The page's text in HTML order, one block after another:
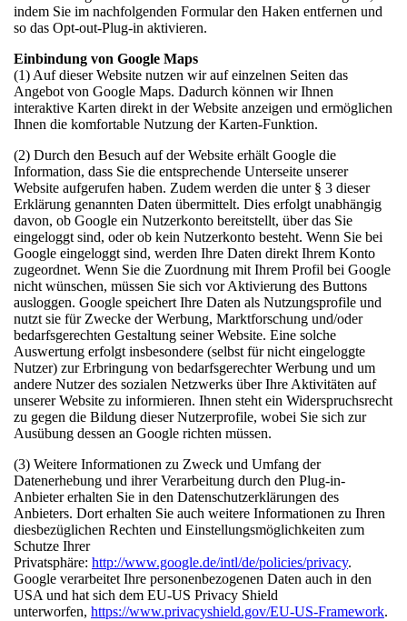
indem Sie im nachfolgenden Formular den Haken entfernen und
so das Opt-out-Plug-in aktivieren.
Einbindung von Google Maps
(1) Auf dieser Website nutzen wir auf einzelnen Seiten das
Angebot von Google Maps. Dadurch können wir Ihnen
interaktive Karten direkt in der Website anzeigen und ermöglichen
Ihnen die komfortable Nutzung der Karten-Funktion.
(2) Durch den Besuch auf der Website erhält Google die
Information, dass Sie die entsprechende Unterseite unserer
Website aufgerufen haben. Zudem werden die unter § 3 dieser
Erklärung genannten Daten übermittelt. Dies erfolgt unabhängig
davon, ob Google ein Nutzerkonto bereitstellt, über das Sie
eingeloggt sind, oder ob kein Nutzerkonto besteht. Wenn Sie bei
Google eingeloggt sind, werden Ihre Daten direkt Ihrem Konto
zugeordnet. Wenn Sie die Zuordnung mit Ihrem Profil bei Google
nicht wünschen, müssen Sie sich vor Aktivierung des Buttons
ausloggen. Google speichert Ihre Daten als Nutzungsprofile und
nutzt sie für Zwecke der Werbung, Marktforschung und/oder
bedarfsgerechten Gestaltung seiner Website. Eine solche
Auswertung erfolgt insbesondere (selbst für nicht eingeloggte
Nutzer) zur Erbringung von bedarfsgerechter Werbung und um
andere Nutzer des sozialen Netzwerks über Ihre Aktivitäten auf
unserer Website zu informieren. Ihnen steht ein Widerspruchsrecht
zu gegen die Bildung dieser Nutzerprofile, wobei Sie sich zur
Ausübung dessen an Google richten müssen.
(3) Weitere Informationen zu Zweck und Umfang der
Datenerhebung und ihrer Verarbeitung durch den Plug-in-
Anbieter erhalten Sie in den Datenschutzerklärungen des
Anbieters. Dort erhalten Sie auch weitere Informationen zu Ihren
diesbezüglichen Rechten und Einstellungsmöglichkeiten zum
Schutze Ihrer
Privatsphäre: http://www.google.de/intl/de/policies/privacy.
Google verarbeitet Ihre personenbezogenen Daten auch in den
USA und hat sich dem EU-US Privacy Shield
unterworfen, https://www.privacyshield.gov/EU-US-Framework.